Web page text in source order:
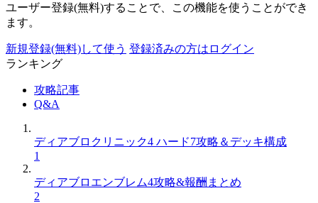
ユーザー登録(無料)することで、この機能を使うことができ
ます。
新規登録(無料)して使う 登録済みの方はログイン
ランキング
攻略記事
Q&A
ディアブロクリニック4 ハード7攻略＆デッキ構成
1
ディアブロエンブレム4攻略&報酬まとめ
2